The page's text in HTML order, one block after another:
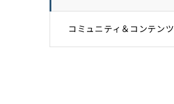
コミュニティ＆コンテンツ